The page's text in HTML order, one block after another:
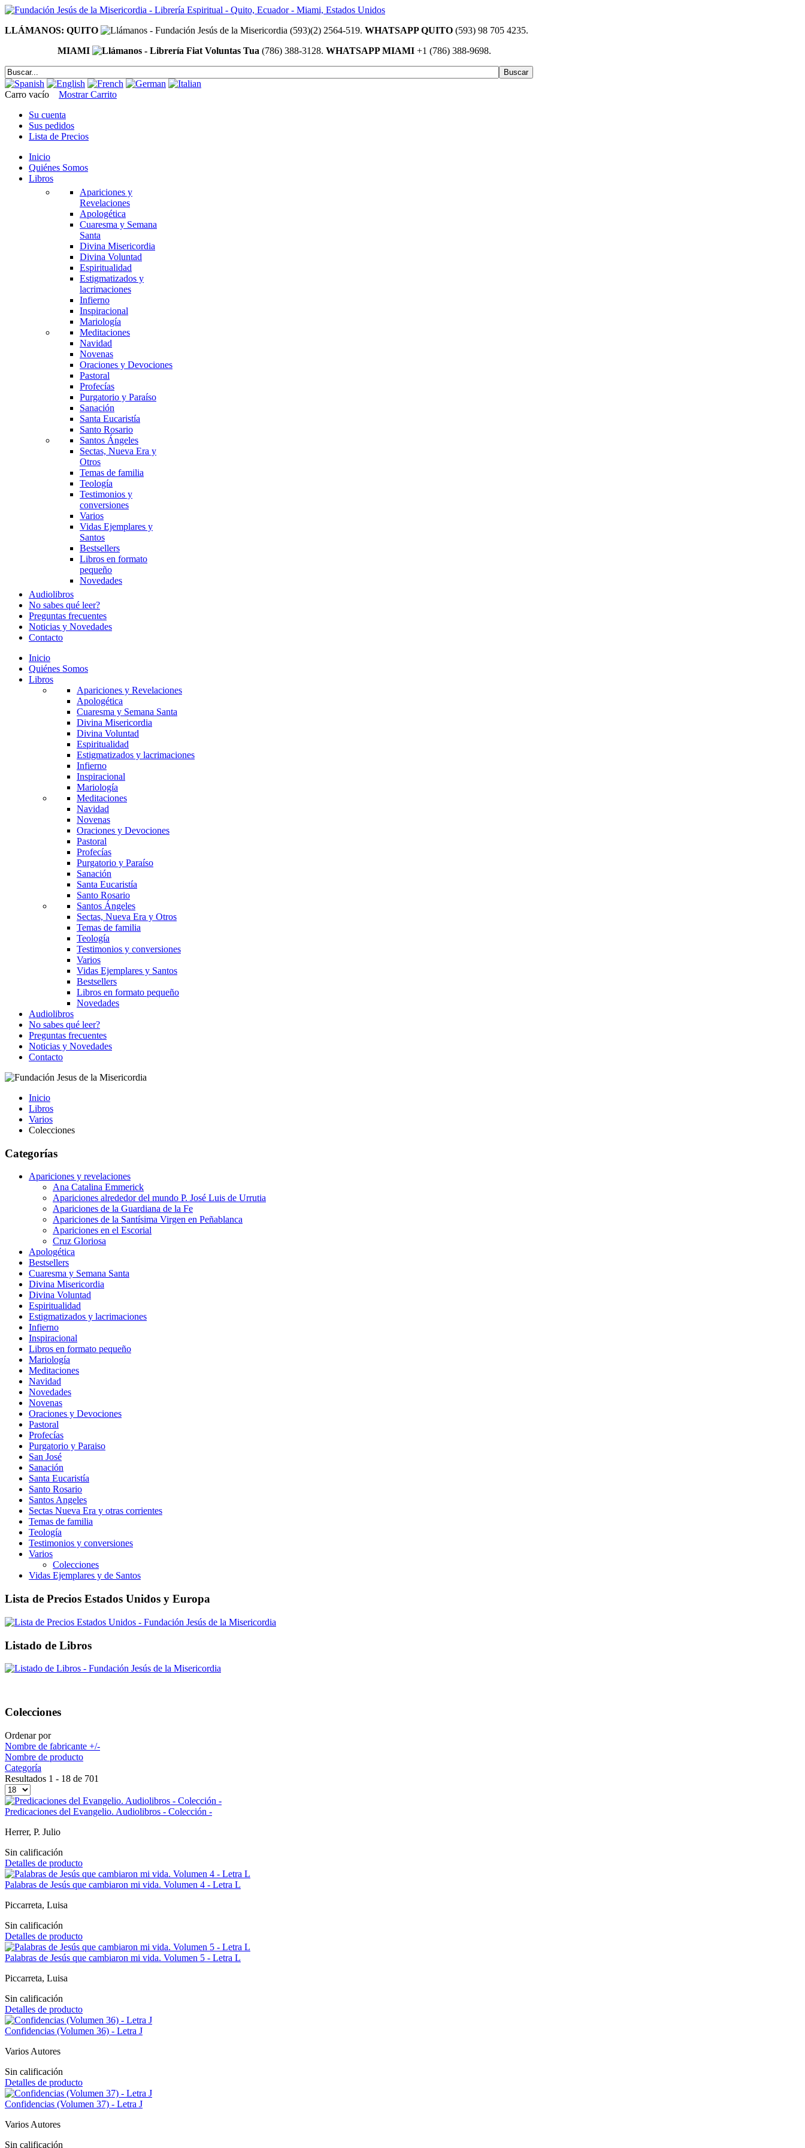
LLÁMANOS: QUITO (593)(2) 2564-519. WHATSAPP QUITO (593) 98 705 4235.
MIAMI
(786) 388-3128. WHATSAPP MIAMI +1 (786) 388-9698.
Carro vacío
Mostrar Carrito
Su cuenta
Sus pedidos
Lista de Precios
Inicio
Quiénes Somos
Libros
Apariciones y
Revelaciones
Apologética
Cuaresma y Semana
Santa
Divina Misericordia
Divina Voluntad
Espiritualidad
Estigmatizados y
lacrimaciones
Infierno
Inspiracional
Mariología
Meditaciones
Navidad
Novenas
Oraciones y Devociones
Pastoral
Profecías
Purgatorio y Paraíso
Sanación
Santa Eucaristía
Santo Rosario
Santos Ángeles
Sectas, Nueva Era y
Otros
Temas de familia
Teología
Testimonios y
conversiones
Varios
Vidas Ejemplares y
Santos
Bestsellers
Libros en formato
pequeño
Novedades
Audiolibros
No sabes qué leer?
Preguntas frecuentes
Noticias y Novedades
Contacto
Inicio
Quiénes Somos
Libros
Apariciones y Revelaciones
Apologética
Cuaresma y Semana Santa
Divina Misericordia
Divina Voluntad
Espiritualidad
Estigmatizados y lacrimaciones
Infierno
Inspiracional
Mariología
Meditaciones
Navidad
Novenas
Oraciones y Devociones
Pastoral
Profecías
Purgatorio y Paraíso
Sanación
Santa Eucaristía
Santo Rosario
Santos Ángeles
Sectas, Nueva Era y Otros
Temas de familia
Teología
Testimonios y conversiones
Varios
Vidas Ejemplares y Santos
Bestsellers
Libros en formato pequeño
Novedades
Audiolibros
No sabes qué leer?
Preguntas frecuentes
Noticias y Novedades
Contacto
Inicio
Libros
Varios
Colecciones
Categorías
Apariciones y revelaciones
Ana Catalina Emmerick
Apariciones alrededor del mundo P. José Luis de Urrutia
Apariciones de la Guardiana de la Fe
Apariciones de la Santísima Virgen en Peñablanca
Apariciones en el Escorial
Cruz Gloriosa
Apologética
Bestsellers
Cuaresma y Semana Santa
Divina Misericordia
Divina Voluntad
Espiritualidad
Estigmatizados y lacrimaciones
Infierno
Inspiracional
Libros en formato pequeño
Mariología
Meditaciones
Navidad
Novedades
Novenas
Oraciones y Devociones
Pastoral
Profecías
Purgatorio y Paraiso
San José
Sanación
Santa Eucaristía
Santo Rosario
Santos Angeles
Sectas Nueva Era y otras corrientes
Temas de familia
Teología
Testimonios y conversiones
Varios
Colecciones
Vidas Ejemplares y de Santos
Lista de Precios Estados Unidos y Europa
Listado de Libros
Colecciones
Ordenar por
Nombre de fabricante +/-
Nombre de producto
Categoría
Resultados 1 - 18 de 701
Predicaciones del Evangelio. Audiolibros - Colección -
Herrer, P. Julio
Sin calificación
Detalles de producto
Palabras de Jesús que cambiaron mi vida. Volumen 4 - Letra L
Piccarreta, Luisa
Sin calificación
Detalles de producto
Palabras de Jesús que cambiaron mi vida. Volumen 5 - Letra L
Piccarreta, Luisa
Sin calificación
Detalles de producto
Confidencias (Volumen 36) - Letra J
Varios Autores
Sin calificación
Detalles de producto
Confidencias (Volumen 37) - Letra J
Varios Autores
Sin calificación